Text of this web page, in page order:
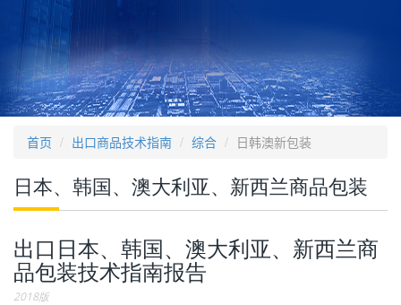
首页 出口商品技术指南 综合 日韩澳新包装
日本、韩国、澳大利亚、新西兰商品包装
出口日本、韩国、澳大利亚、新西兰商
品包装技术指南报告
2018版